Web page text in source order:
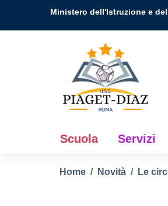
Vai ai contenuti
Vai al menu di navigazioneMinistero dell'Istruzione e
Scuola Servizi
Home Novità Le